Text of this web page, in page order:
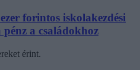
forintos iskolakezdési
a családokhoz
érint.